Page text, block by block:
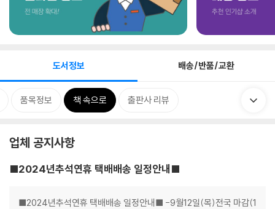
도서정보 배송/반품/교환
품목정보 책 속으로 출판사 리뷰
업체 공지사항
■2024년추석연휴 택배배송 일정안내■
■2024년추석연휴 택배배송 일정안내■ -9월12일(목)전국 마감(1